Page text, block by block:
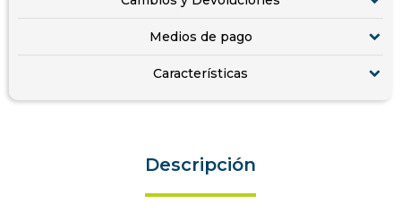
Medios de pago
Características
Descripción